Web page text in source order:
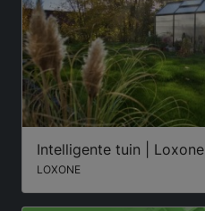
Intelligente tuin | Loxone
LOXONE